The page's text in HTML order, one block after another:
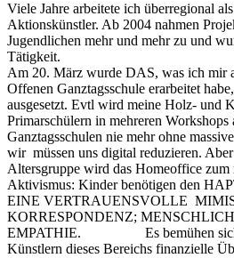
Viele Jahre arbeitete ich überregional
Aktionskünstler. Ab 2004 nahmen
Jugendlichen mehr und mehr zu und
Tätigkeit.
Am 20. März wurde DAS, was ich mir
Offenen Ganztagsschule erarbeitet
ausgesetzt. Evtl wird meine Holz- und
Primarschülern in mehreren Workshops
Ganztagsschulen nie mehr ohne
wir müssen uns digital reduzieren.
Altersgruppe wird das Homeoffice zum
Aktivismus: Kinder benötigen den
EINE VERTRAUENSVOLLE
KORRESPONDENZ;
EMPATHIE. Es bemühen sich
Künstlern dieses Bereichs finanzielle